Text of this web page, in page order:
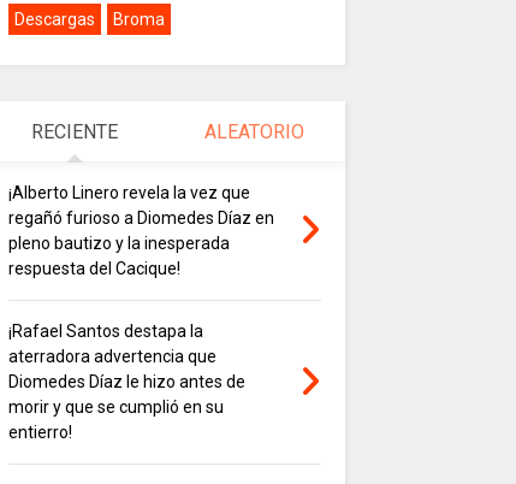
Descargas
Broma
RECIENTE ALEATORIO
¡Alberto Linero revela la vez que
regañó furioso a Diomedes Díaz en
pleno bautizo y la inesperada
respuesta del Cacique!
¡Rafael Santos destapa la
aterradora advertencia que
Diomedes Díaz le hizo antes de
morir y que se cumplió en su
entierro!